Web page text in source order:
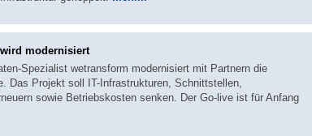
modernisiert
Spezialist wetransform modernisiert mit Partnern die
Das Projekt soll IT-Infrastrukturen, Schnittstellen,
sowie Betriebskosten senken. Der Go-live ist für Anfang